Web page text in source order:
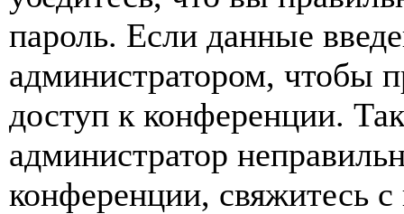
пароль. Если данные
администратором, чтобы
доступ к конференции.
администратор
конференции, свяжитесь